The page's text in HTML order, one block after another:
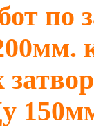
по